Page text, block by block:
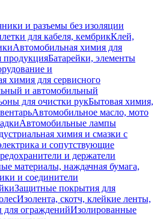
и разъемы без изоляции
для кабеля, кембрикКлей,
Автомобильная химия для
продукцияБатарейки, элементы
и
химия для сервисного
и автомобильный
для очистки рукБытовая химия,
Автомобильное масло, мото
Автомобильные лампы
химия и смазки с
и сопутствующие
и держатели
материалы, наждачная бумага,
и соединители
Защитные покрытия для
Изолента, скотч, клейкие ленты,
для огражденийИзолированные